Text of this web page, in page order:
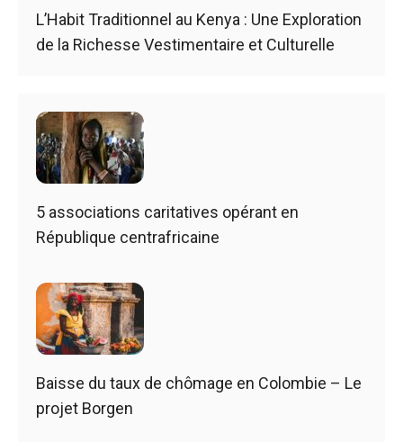
L’Habit Traditionnel au Kenya : Une Exploration
de la Richesse Vestimentaire et Culturelle
5 associations caritatives opérant en
République centrafricaine
Baisse du taux de chômage en Colombie – Le
projet Borgen